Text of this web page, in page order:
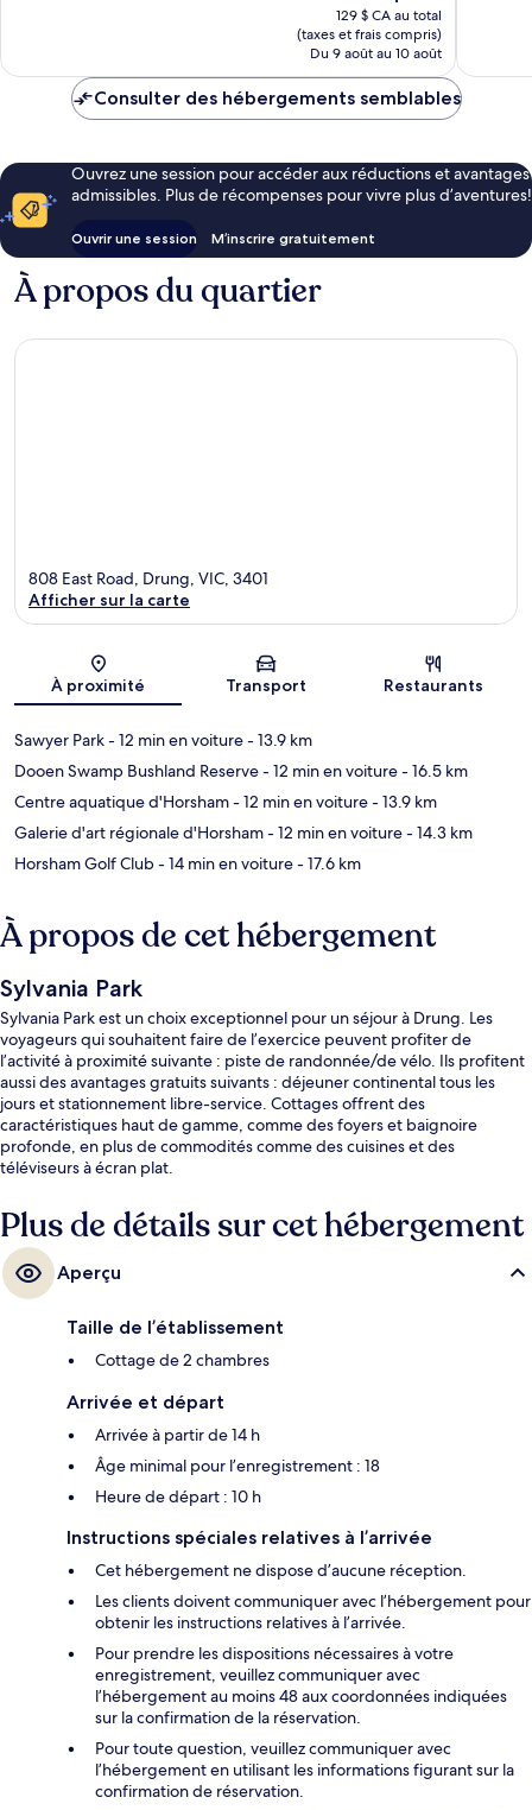
prix
est
de
116 $ CA
129 $ CA au total
(taxes et frais compris)
Du 9 août au 10 août
Consulter des hébergements semblables
Ouvrez une session pour accéder aux réductions et avantages
admissibles. Plus de récompenses pour vivre plus d’aventures!
Ouvrir une session M’inscrire gratuitement
À propos du quartier
Carte
808 East Road, Drung, VIC, 3401
Afficher sur la carte
À proximité Transport Restaurants
Sawyer Park- 12 min en voiture- 13.9 km
Dooen Swamp Bushland Reserve- 12 min en voiture- 16.5 km
Centre aquatique d'Horsham- 12 min en voiture- 13.9 km
Galerie d'art régionale d'Horsham- 12 min en voiture- 14.3 km
Horsham Golf Club- 14 min en voiture- 17.6 km
À propos de cet hébergement
Sylvania Park
Sylvania Park est un choix exceptionnel pour un séjour à Drung. Les
voyageurs qui souhaitent faire de l’exercice peuvent profiter de
l’activité à proximité suivante : piste de randonnée/de vélo. Ils profitent
aussi des avantages gratuits suivants : déjeuner continental tous les
jours et stationnement libre-service. Cottages offrent des
caractéristiques haut de gamme, comme des foyers et baignoire
profonde, en plus de commodités comme des cuisines et des
téléviseurs à écran plat.
Plus de détails sur cet hébergement
Aperçu
Taille de l’établissement
Cottage de 2 chambres
Arrivée et départ
Arrivée à partir de 14 h
Âge minimal pour l’enregistrement : 18
Heure de départ : 10 h
Instructions spéciales relatives à l’arrivée
Cet hébergement ne dispose d’aucune réception.
Les clients doivent communiquer avec l’hébergement pour
obtenir les instructions relatives à l’arrivée.
Pour prendre les dispositions nécessaires à votre
enregistrement, veuillez communiquer avec
l’hébergement au moins 48 aux coordonnées indiquées
sur la confirmation de la réservation.
Pour toute question, veuillez communiquer avec
l’hébergement en utilisant les informations figurant sur la
confirmation de réservation.